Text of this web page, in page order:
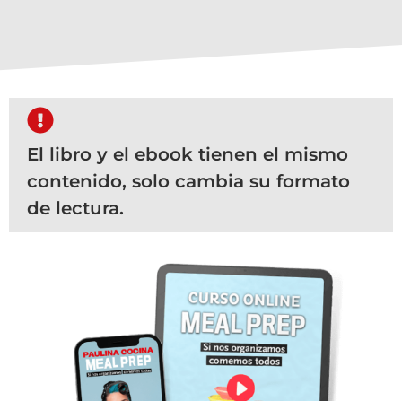
El libro y el ebook tienen el mismo
contenido, solo cambia su formato
de lectura.